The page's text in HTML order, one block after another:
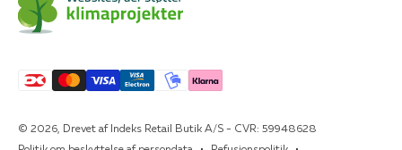
© 2026, Drevet af Indeks Retail Butik A/S - CVR: 59948628